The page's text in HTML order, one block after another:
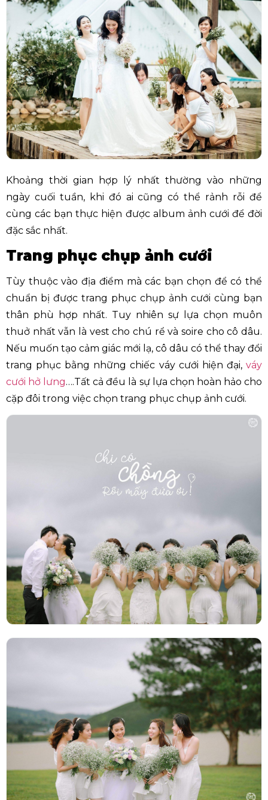
Khoảng thời gian hợp lý nhất thường vào những
ngày cuối tuần, khi đó ai cũng có thể rảnh rỗi để
cùng các bạn thực hiện được album ảnh cưới để đời
đặc sắc nhất.
Trang phục chụp ảnh cưới
Tùy thuộc vào địa điểm mà các bạn chọn để có thể
chuẩn bị được trang phục chụp ảnh cưới cùng bạn
thân phù hợp nhất. Tuy nhiên sự lựa chọn muôn
thuở nhất vẫn là vest cho chú rể và soire cho cô dâu.
Nếu muốn tạo cảm giác mới lạ, cô dâu có thể thay đổi
trang phục bằng những chiếc váy cưới hiện đại, váy
cưới hở lưng….Tất cả đều là sự lựa chọn hoàn hảo cho
cặp đôi trong việc chọn trang phục chụp ảnh cưới.